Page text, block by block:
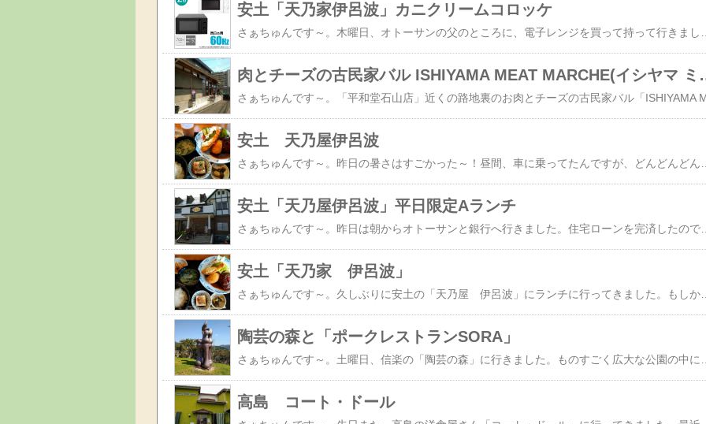
安土「天乃家伊呂波」カニクリームコロッケ
肉とチーズの古民
安土 天乃屋伊呂波
安土「天乃屋伊呂波」平日限定Aランチ
さぁちゅんです～。昨日は朝からオトーサンと銀行へ行きました。住宅ローンを完済したので、抵当権抹消の手続きをしました。私は一緒に行っただけです。我が家はこれで晴れて借金ゼロ生活です＼(^o^)／長期間ローンだったけど、負担にならない額に設定していたので、気づいたら終わったという感じです。とりあえず、めでたいです。オトーサンはお疲れさまでした。銀行を出て、琵琶湖を東に車を走らせ、安土の「天乃屋伊呂波」にランチをいただきました。平日のお昼、お客さんはほぼ満員。とっても繁盛してますね。Aランチ 1,350円。ハンバーグ、エビフライ、カニクリームコロッケのほか、小鉢の切り干し大根の煮物と冷奴も付いています。モリモリの大盛りランチです。比較対象が無くて分かりにくいですが、小鉢の大きさもかなり大きめ。もちろんお味もとってもおいしい。満腹満腹～。ランチの後は、久しぶりに長浜方面へと向かいました。「天乃家 伊呂波」TEL 0748-46-5558住所 滋賀県近江八幡市安土町上豊浦1012営業時間11:30～14:30（L.O.14:00）17:00～20:00（L.O.19:30）定休日 月曜日（祝日の場合は翌日）
安土「天乃家 伊呂波」
さぁちゅんです～。久しぶりに安土の「天乃屋 伊呂波」にランチに行ってきました。もしかして、もう1年ぶりくらいになるかな。こちらのお店は10年くらい前までは、店名が「伊呂波」だったのに、気づいたら、看板が「天乃屋」になったので名前が変わったんだろうと思っていました。しかし、今回、レジで他のお客さんが店名が変わったのかと聞いたら、お店の人が名前が変わったのではなくて「天乃屋 伊呂波」なんですよ～と言っているのが耳に入りました。へーぇ、そうだったのか～！食べログとかでも、「伊呂波→天乃屋」に変わったということになってるけど、実は違うんですというのは、お店の人は言わないのかな。たぶんそんな些細なことは気にしてないんだろうな。そんな感じのお店です。「Aランチ」1,350円(税込)。日祝はやってないお得なランチです。ハンバーグ、エビフライ、カニクリームコロッケ、サラダ(かなり多め)と小鉢(大きめ)、冷奴、お味噌汁、お漬物(大きめ)が付いています。ご飯は3分の1でってお願いしたのですが、他のお店の普通盛りの量です。サラダにはおいしい手作りドレッシングをたっぷりかけていただきます。食べ物におぼれそうになるほどいっぱい食べられます。とってもおいしかったです。もう一回言っとこう。どれも文句なくおいしいです。「天乃家 伊呂波」TEL 0748-46-5558住所 滋賀県近江八幡市安土町上豊浦1012営業時間11:30～14:30（L.O.14:00）17:00～20:00（L.O.19:30）定休日月曜日（祝日の場合は翌日）
陶芸の森と「ポークレストランSORA」
高島 コート・ドール